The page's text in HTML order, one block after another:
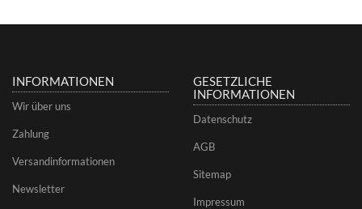
INFORMATIONEN
Wir über uns
Zahlung
Versandinformationen
Newsletter
GESETZLICHE
INFORMATIONEN
Datenschutz
AGB
Sitemap
Impressum